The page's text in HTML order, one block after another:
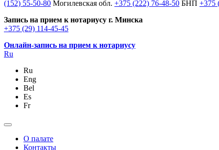
(152) 55-50-80 Могилевская обл. +375 (222) 76-48-50 БНП +375
Запись на прием к нотариусу г. Минска
+375 (29) 114-45-45
Онлайн-запись на прием к нотариусу
Ru
Ru
Eng
Bel
Es
Fr
О палате
Контакты